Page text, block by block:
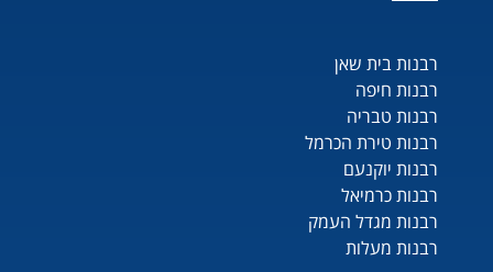
רבנות בית שאן
רבנות חיפה
רבנות טבריה
רבנות טירת הכרמל
רבנות יוקנעם
רבנות כרמיאל
רבנות מגדל העמק
רבנות מעלות